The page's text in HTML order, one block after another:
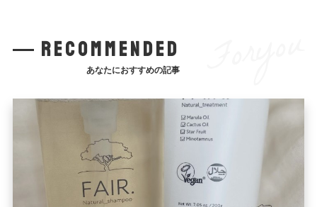
recommended
あなたにおすすめの記事